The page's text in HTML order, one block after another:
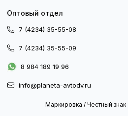
Оптовый отдел
7 (4234) 35-55-08
7 (4234) 35-55-09
8 984 189 19 96
info@planeta-avtodv.ru
Маркировка / Честный знак